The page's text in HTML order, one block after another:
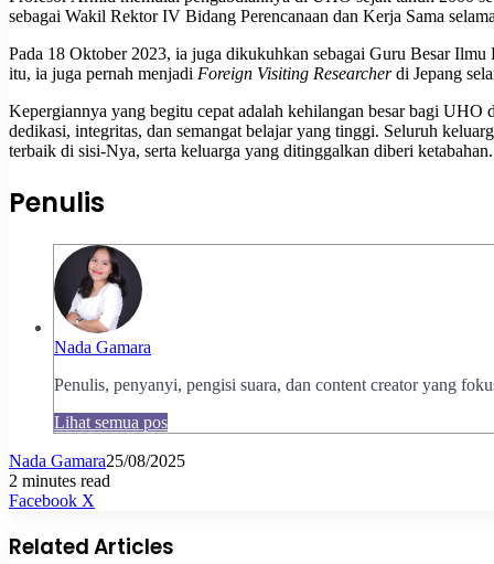
sebagai Wakil Rektor IV Bidang Perencanaan dan Kerja Sama
Pada 18 Oktober 2023, ia juga dikukuhkan sebagai Guru Besar
itu, ia juga pernah menjadi Foreign Visiting Researcherdi Jepang
Kepergiannya yang begitu cepat adalah kehilangan besar bagi
dedikasi, integritas, dan semangat belajar yang tinggi. Seluruh
terbaik di sisi-Nya, serta keluarga yang ditinggalkan diberi ketabahan.
Penulis
Nada Gamara
Penulis, penyanyi, pengisi suara, dan content creator yang
Lihat semua pos
Nada Gamara25/08/2025
2 minutes read
Facebook X
Email
Related Articles